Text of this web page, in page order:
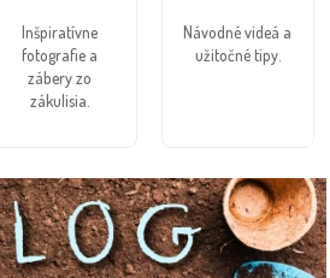
Inšpiratívne
fotografie a
zábery zo
zákulisia.
Návodné videá a
užitočné tipy.